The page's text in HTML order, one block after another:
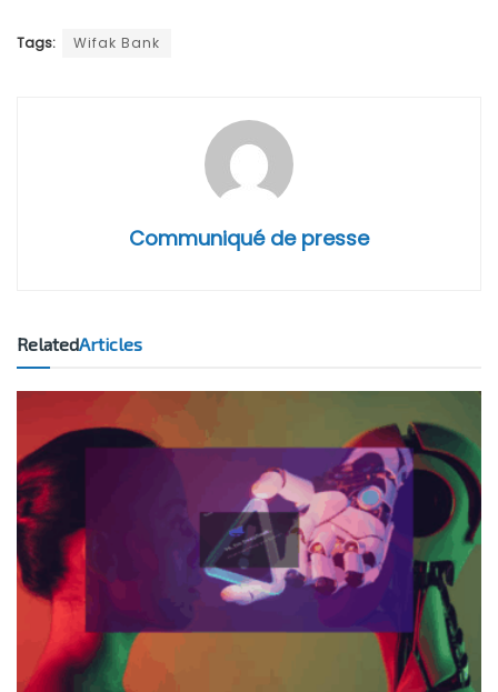
Tags: Wifak Bank
Communiqué de presse
RelatedArticles